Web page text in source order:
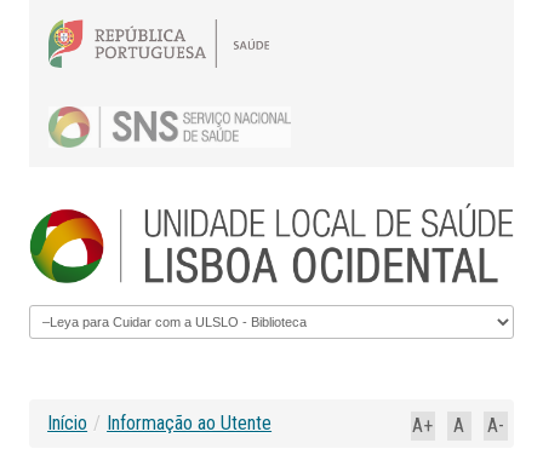
A-
A
A+
Início / Informação ao Utente